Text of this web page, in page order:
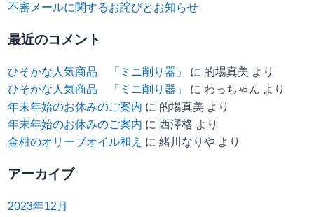
不審メールに関するお詫びとお知らせ
最近のコメント
ひそかな人気商品 「ミニ削り器」 に 的場真美 より
ひそかな人気商品 「ミニ削り器」
に わっちゃん より
年末年始のお休みのご案内 に 的場真美 より
年末年始のお休みのご案内 に 西澤格 より
金柑のオリーブオイル和え に 緒川なりや より
アーカイブ
2023年12月